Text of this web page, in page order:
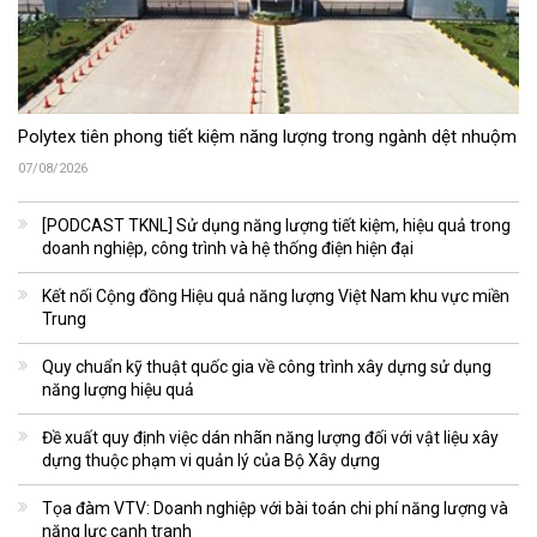
Polytex tiên phong tiết kiệm năng lượng trong ngành dệt nhuộm
07/08/2026
[PODCAST TKNL] Sử dụng năng lượng tiết kiệm, hiệu quả trong
doanh nghiệp, công trình và hệ thống điện hiện đại
Kết nối Cộng đồng Hiệu quả năng lượng Việt Nam khu vực miền
Trung
Quy chuẩn kỹ thuật quốc gia về công trình xây dựng sử dụng
năng lượng hiệu quả
Đề xuất quy định việc dán nhãn năng lượng đối với vật liệu xây
dựng thuộc phạm vi quản lý của Bộ Xây dựng
Tọa đàm VTV: Doanh nghiệp với bài toán chi phí năng lượng và
năng lực cạnh tranh